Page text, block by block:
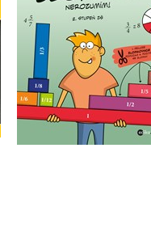
Irena Budínová
Do košíku
169 Kč
135 Kč